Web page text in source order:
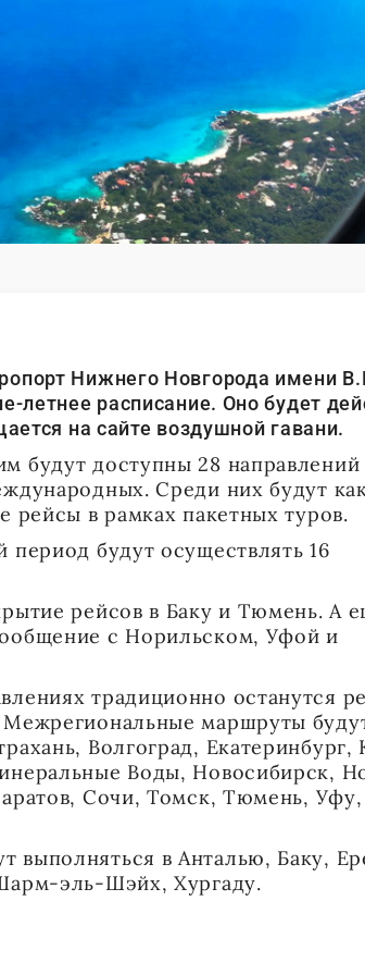
Нижнего Новгорода имени
летнее расписание. Оно будет
на сайте воздушной гавани.
будут доступны 28 направлений
Среди них будут
рейсы в рамках пакетных туров.
период будут осуществлять 16
рейсов в Баку и Тюмень. А
с Норильском, Уфой и
традиционно останутся
маршруты
Волгоград, Екатеринбург,
Воды, Новосибирск,
Сочи, Томск, Тюмень, Уфу,
выполняться в Анталью, Баку,
эль-Шэйх, Хургаду.